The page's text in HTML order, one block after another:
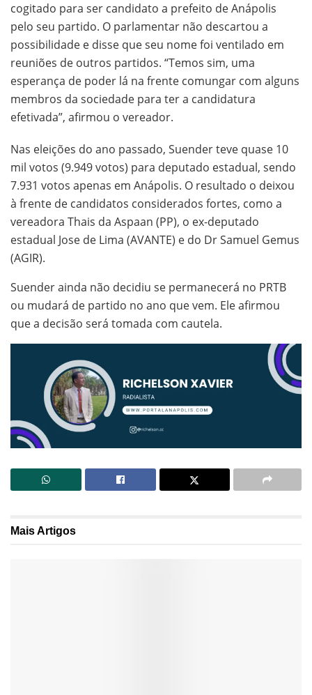
cogitado para ser candidato a prefeito de Anápolis
pelo seu partido. O parlamentar não descartou a
possibilidade e disse que seu nome foi ventilado em
reuniões de outros partidos. “Temos sim, uma
esperança de poder lá na frente comungar com alguns
membros da sociedade para ter a candidatura
efetivada”, afirmou o vereador.
Nas eleições do ano passado, Suender teve quase 10
mil votos (9.949 votos) para deputado estadual, sendo
7.931 votos apenas em Anápolis. O resultado o deixou
à frente de candidatos considerados fortes, como a
vereadora Thais da Aspaan (PP), o ex-deputado
estadual Jose de Lima (AVANTE) e do Dr Samuel Gemus
(AGIR).
Suender ainda não decidiu se permanecerá no PRTB
ou mudará de partido no ano que vem. Ele afirmou
que a decisão será tomada com cautela.
MaisArtigos